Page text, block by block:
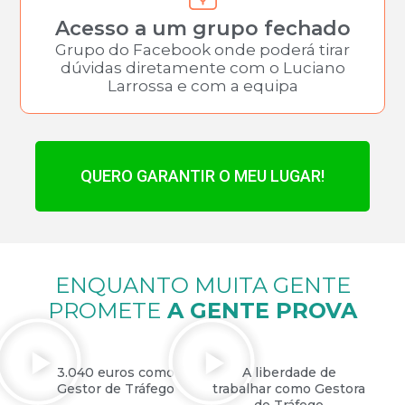
Acesso a um grupo fechado
Grupo do Facebook onde poderá tirar
dúvidas diretamente com o Luciano
Larrossa e com a equipa
QUERO GARANTIR O MEU LUGAR!
ENQUANTO MUITA GENTE
PROMETE A GENTE PROVA
3.040 euros como
Gestor de Tráfego
A liberdade de
trabalhar como Gestora